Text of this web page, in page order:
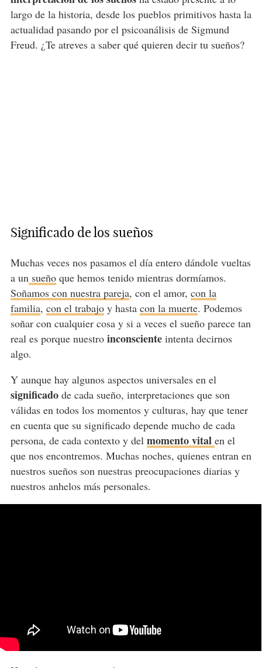
largo de la historia, desde los pueblos primitivos hasta la
actualidad pasando por el psicoanálisis de Sigmund
Freud. ¿Te atreves a saber qué quieren decir tu sueños?
Significado de los sueños
Muchas veces nos pasamos el día entero dándole vueltas
a un sueñoque hemos tenido mientras dormíamos.
Soñamos con nuestra pareja, con el amor, con la
familia, con el trabajoy hasta con la muerte. Podemos
soñar con cualquier cosa y si a veces el sueño parece tan
real es porque nuestro inconscienteintenta decirnos
algo.
Y aunque hay algunos aspectos universales en el
significadode cada sueño, interpretaciones que son
válidas en todos los momentos y culturas, hay que tener
en cuenta que su significado depende mucho de cada
persona, de cada contexto y del momento vital en el
que nos encontremos. Muchas noches, quienes entran en
nuestros sueños son nuestras preocupaciones diarias y
nuestros anhelos más personales.